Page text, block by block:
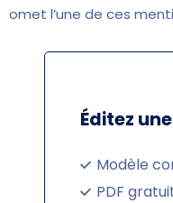
omet l’une de ces
Éditez
Modèle
PDF